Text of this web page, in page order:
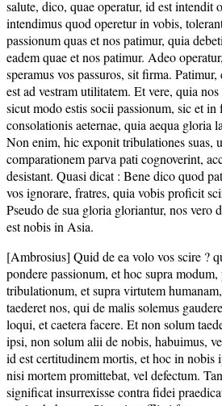
salute, dico, quae operatur, id est intendit
intendimus quod operetur in vobis,
passionum quas et nos patimur, quia
eadem quae et nos patimur. Adeo
speramus vos passuros, sit firma.
est ad vestram utilitatem. Et vere, quia
sicut modo estis socii passionum, sic et
consolationis aeternae, quia aequa gloria
Non enim, hic exponit tribulationes suas,
comparationem parva pati cognoverint,
desistant. Quasi dicat : Bene dico quod
vos ignorare, fratres, quia vobis proficit
Pseudo de sua gloria gloriantur, nos vero
est nobis in Asia.
[Ambrosius] Quid de ea volo vos scire ?
pondere passionum, et hoc supra
tribulationum, et supra virtutem
taederet nos, qui de malis solemus
loqui, et caetera facere. Et non solum
ipsi, non solum alii de nobis, habuimus,
id est certitudinem mortis, et hoc in nobis
nisi mortem promittebat, vel defectum.
significat insurrexisse contra fidei